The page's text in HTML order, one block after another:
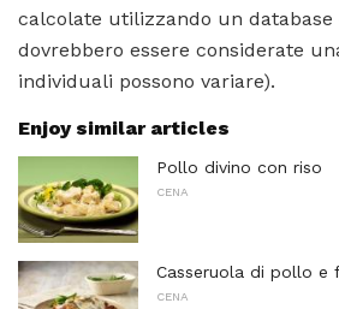
calcolate utilizzando un database
dovrebbero essere considerate
individuali possono variare).
Enjoy similar articles
Pollo divino con riso
CENA
Casseruola di pollo e
CENA